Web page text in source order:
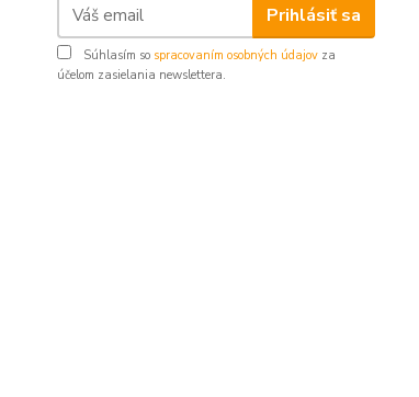
Prihlásiť sa
Súhlasím so spracovaním osobných údajov za
účelom zasielania newslettera.